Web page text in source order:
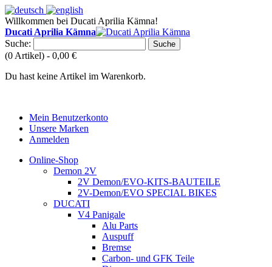
Willkommen bei Ducati Aprilia Kämna!
Ducati Aprilia Kämna
Suche:
Suche
(0 Artikel) - 0,00 €
Du hast keine Artikel im Warenkorb.
Mein Benutzerkonto
Unsere Marken
Anmelden
Online-Shop
Demon 2V
2V Demon/EVO-KITS-BAUTEILE
2V-Demon/EVO SPECIAL BIKES
DUCATI
V4 Panigale
Alu Parts
Auspuff
Bremse
Carbon- und GFK Teile